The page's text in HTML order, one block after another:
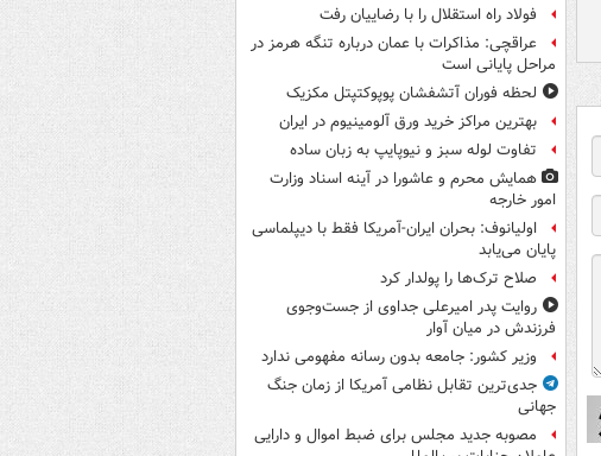
فولاد راه استقلال را با رضاییان رفت
عراقچی: مذاکرات با عمان درباره تنگه هرمز در
مراحل پایانی است
لحظه فوران آتشفشان پوپوکتپتل مکزیک
بهترین مراکز خرید ورق آلومینیوم در ایران
تفاوت لوله سبز و نیوپایپ به زبان ساده
همایش محرم و عاشورا در آینه اسناد وزارت
امور خارجه
اولیانوف: بحران ایران-آمریکا فقط با دیپلماسی
پایان می‌یابد
صلاح ترک‌ها را پولدار کرد
روایت پدر امیرعلی جداوی از جست‌وجوی
فرزندش در میان آوار
وزیر کشور: جامعه بدون رسانه مفهومی ندارد
جدی‌ترین تقابل نظامی آمریکا از زمان جنگ
جهانی
مصوبه جدید مجلس برای ضبط اموال و دارایی